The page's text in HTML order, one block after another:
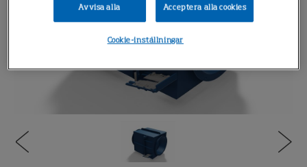
Avvisa alla Acceptera alla cookies
Cookie-inställningar